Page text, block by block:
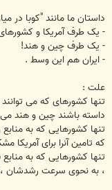
داستان ما مانند "کوبا در
- یک طرف آمریکا و
- یک طرف چین و هند!
- ایران هم این وسط .
علت :
تنها کشورهای که می
داسته باشند چین و هند می
تنها کشورهایی که به منابع
که تامین آنرا برای
تنها کشورهایی که به
، به نحوی سرعت رشدشان ،